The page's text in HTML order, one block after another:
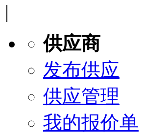
|
供应商
发布供应
供应管理
我的报价单